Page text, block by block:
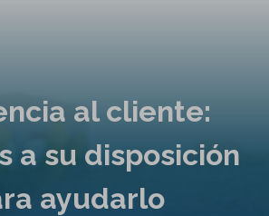
al cliente:
a su disposición
ayudarlo